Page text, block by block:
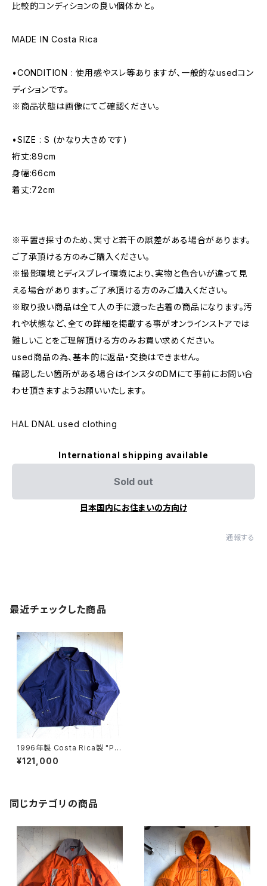
比較的コンディションの良い個体かと。
MADE IN Costa Rica
•CONDITION : 使用感やスレ等ありますが、一般的なusedコン
ディションです。
※商品状態は画像にてご確認ください。
•SIZE : S (かなり大きめです)
裄丈:89cm
身幅:66cm
着丈:72cm
※平置き採寸のため、実寸と若干の誤差がある場合があります。
ご了承頂ける方のみご購入ください。
※撮影環境とディスプレイ環境により、実物と色合いが違って見
える場合があります。ご了承頂ける方のみご購入ください。
※取り扱い商品は全て人の手に渡った古着の商品になります。汚
れや状態など、全ての詳細を掲載する事がオンラインストアでは
難しいことをご理解頂ける方のみお買い求めください。
used商品の為、基本的に返品・交換はできません。
確認したい箇所がある場合はインスタのDMにて事前にお問い合
わせ頂きますようお願いいたします。
HAL DNAL used clothing
International shipping available
Sold out
日本国内にお住まいの方向け
通報する
最近チェックした商品
1996年製 Costa Rica製 "Pat
agonia" Cap de ville jacke
t
¥121,000
同じカテゴリの商品